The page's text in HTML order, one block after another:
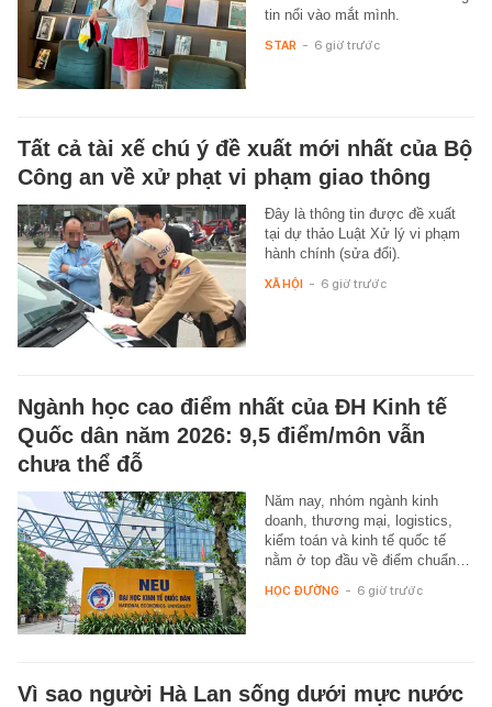
tin nổi vào mắt mình.
STAR - 6 giờ trước
Tất cả tài xế chú ý đề xuất mới nhất của Bộ
Công an về xử phạt vi phạm giao thông
Đây là thông tin được đề xuất
tại dự thảo Luật Xử lý vi phạm
hành chính (sửa đổi).
XÃ HỘI - 6 giờ trước
Ngành học cao điểm nhất của ĐH Kinh tế
Quốc dân năm 2026: 9,5 điểm/môn vẫn
chưa thể đỗ
Năm nay, nhóm ngành kinh
doanh, thương mại, logistics,
kiểm toán và kinh tế quốc tế
nằm ở top đầu về điểm chuẩn…
HỌC ĐƯỜNG - 6 giờ trước
Vì sao người Hà Lan sống dưới mực nước